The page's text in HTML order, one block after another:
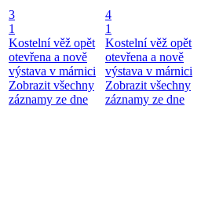
3
1
Kostelní věž opět
otevřena a nově
výstava v márnici
Zobrazit všechny
záznamy ze dne
4
1
Kostelní věž opět
otevřena a nově
výstava v márnici
Zobrazit všechny
záznamy ze dne